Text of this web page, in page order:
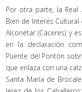
Por otra parte, la
Bien de Interés
Alconétar (Cáceres) y
en la declaración
Puente del Pontón
que enlaza con una
Santa María de